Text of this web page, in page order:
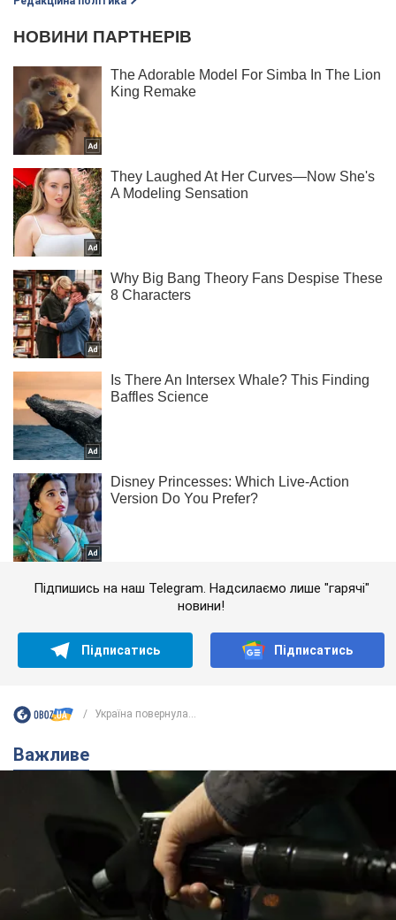
Підпишись на наш Telegram. Надсилаємо лише "гарячі"
новини!
Підписатись Підписатись
Україна повернула...
Важливе